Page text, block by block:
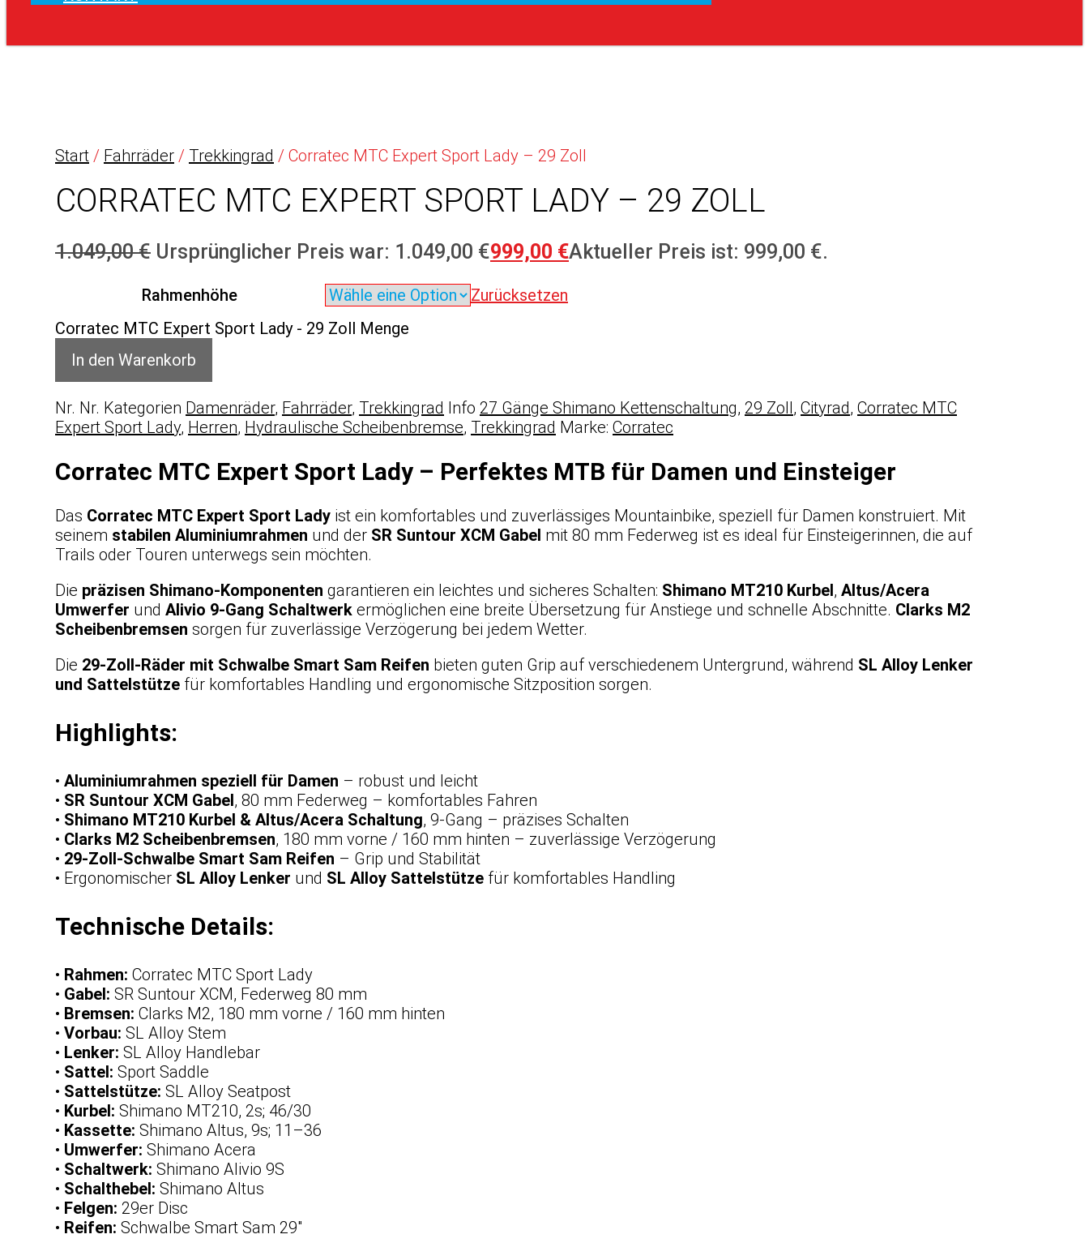
Start / Fahrräder / Trekkingrad / Corratec MTC Expert Sport Lady – 29 Zoll
CORRATEC MTC EXPERT SPORT LADY – 29 ZOLL
1.049,00€ Ursprünglicher Preis war: 1.049,00 €999,00 €Aktueller Preis ist: 999,00 €.
Rahmenhöhe
Zurücksetzen
Corratec MTC Expert Sport Lady - 29 Zoll Menge
In den Warenkorb
Nr. Nr. Kategorien Damenräder, Fahrräder, Trekkingrad Info 27 Gänge Shimano Kettenschaltung, 29 Zoll, Cityrad, Corratec MTC
Expert Sport Lady, Herren, Hydraulische Scheibenbremse, Trekkingrad Marke: Corratec
Corratec MTC Expert Sport Lady – Perfektes MTB für Damen und Einsteiger
Das Corratec MTC Expert Sport Lady ist ein komfortables und zuverlässiges Mountainbike, speziell für Damen konstruiert. Mit
seinem stabilen Aluminiumrahmen und der SR Suntour XCM Gabel mit 80 mm Federweg ist es ideal für Einsteigerinnen, die auf
Trails oder Touren unterwegs sein möchten.
Die präzisen Shimano-Komponenten garantieren ein leichtes und sicheres Schalten: Shimano MT210 Kurbel, Altus/Acera
Umwerfer und Alivio 9-Gang Schaltwerk ermöglichen eine breite Übersetzung für Anstiege und schnelle Abschnitte. Clarks M2
Scheibenbremsen sorgen für zuverlässige Verzögerung bei jedem Wetter.
Die 29-Zoll-Räder mit Schwalbe Smart Sam Reifen bieten guten Grip auf verschiedenem Untergrund, während SL Alloy Lenker
und Sattelstütze für komfortables Handling und ergonomische Sitzposition sorgen.
Highlights:
• Aluminiumrahmen speziell für Damen – robust und leicht
• SR Suntour XCM Gabel, 80 mm Federweg – komfortables Fahren
• Shimano MT210 Kurbel & Altus/Acera Schaltung, 9-Gang – präzises Schalten
• Clarks M2 Scheibenbremsen, 180 mm vorne / 160 mm hinten – zuverlässige Verzögerung
• 29-Zoll-Schwalbe Smart Sam Reifen – Grip und Stabilität
• Ergonomischer SL Alloy Lenker und SL Alloy Sattelstütze für komfortables Handling
Technische Details:
• Rahmen: Corratec MTC Sport Lady
• Gabel: SR Suntour XCM, Federweg 80 mm
• Bremsen: Clarks M2, 180 mm vorne / 160 mm hinten
• Vorbau: SL Alloy Stem
• Lenker: SL Alloy Handlebar
• Sattel: Sport Saddle
• Sattelstütze: SL Alloy Seatpost
• Kurbel: Shimano MT210, 2s; 46/30
• Kassette: Shimano Altus, 9s; 11–36
• Umwerfer: Shimano Acera
• Schaltwerk: Shimano Alivio 9S
• Schalthebel: Shimano Altus
• Felgen: 29er Disc
• Reifen: Schwalbe Smart Sam 29″